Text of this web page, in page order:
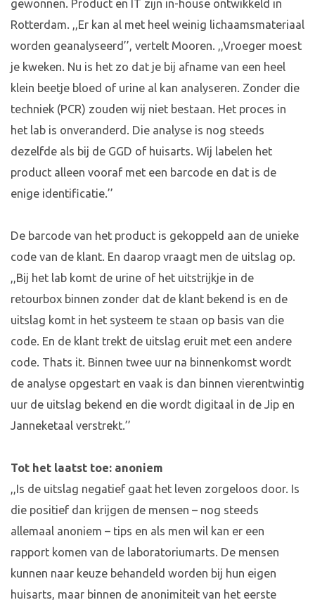
gewonnen. Product en IT zijn in-house ontwikkeld in
Rotterdam. ,,Er kan al met heel weinig lichaamsmateriaal
worden geanalyseerd’’, vertelt Mooren. ,,Vroeger moest
je kweken. Nu is het zo dat je bij afname van een heel
klein beetje bloed of urine al kan analyseren. Zonder die
techniek (PCR) zouden wij niet bestaan. Het proces in
het lab is onveranderd. Die analyse is nog steeds
dezelfde als bij de GGD of huisarts. Wij labelen het
product alleen vooraf met een barcode en dat is de
enige identificatie.’’
De barcode van het product is gekoppeld aan de unieke
code van de klant. En daarop vraagt men de uitslag op.
,,Bij het lab komt de urine of het uitstrijkje in de
retourbox binnen zonder dat de klant bekend is en de
uitslag komt in het systeem te staan op basis van die
code. En de klant trekt de uitslag eruit met een andere
code. Thats it. Binnen twee uur na binnenkomst wordt
de analyse opgestart en vaak is dan binnen vierentwintig
uur de uitslag bekend en die wordt digitaal in de Jip en
Janneketaal verstrekt.’’
Tot het laatst toe: anoniem
,,Is de uitslag negatief gaat het leven zorgeloos door. Is
die positief dan krijgen de mensen – nog steeds
allemaal anoniem – tips en als men wil kan er een
rapport komen van de laboratoriumarts. De mensen
kunnen naar keuze behandeld worden bij hun eigen
huisarts, maar binnen de anonimiteit van het eerste